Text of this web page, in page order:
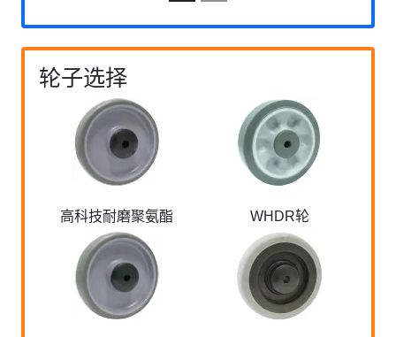
轮子选择
高科技耐磨聚氨酯 WHDR轮